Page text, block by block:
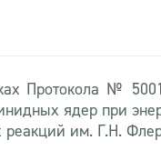
Протокола №
ядер при
реакций им. Г.Н.